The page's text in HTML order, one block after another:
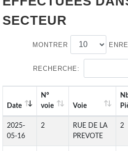
SECTEUR
MONTRER
RECHERCHE:
Date
N°
voie
Voie
2025-
05-16
2
RUE DE LA
PREVOTE
2